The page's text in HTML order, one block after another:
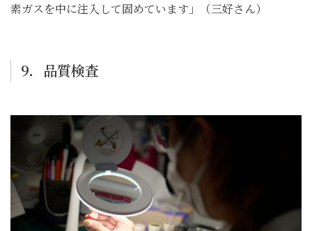
素ガスを中に注入して固めています」（三好さん）
9．品質検査